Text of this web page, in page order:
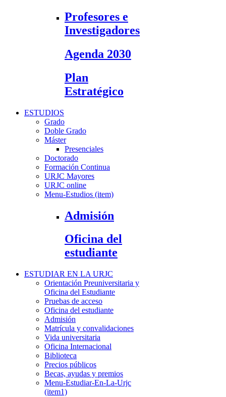
Profesores e
Investigadores
Agenda 2030
Plan
Estratégico
ESTUDIOS
Grado
Doble Grado
Máster
Presenciales
Doctorado
Formación Continua
URJC Mayores
URJC online
Menu-Estudios (item)
Admisión
Oficina del
estudiante
ESTUDIAR EN LA URJC
Orientación Preuniversitaria y
Oficina del Estudiante
Pruebas de acceso
Oficina del estudiante
Admisión
Matrícula y convalidaciones
Vida universitaria
Oficina Internacional
Biblioteca
Precios públicos
Becas, ayudas y premios
Menu-Estudiar-En-La-Urjc
(item1)